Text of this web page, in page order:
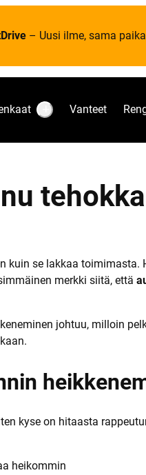
– Uusi ilme, sama
S
m
:
e
Vanteet
se lakkaa
merkki siitä, että
johtuu, milloin
kyse on hitaasta
heikommin